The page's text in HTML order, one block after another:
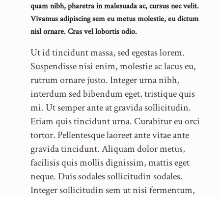
quam nibh, pharetra in malesuada ac, cursus nec velit.
Vivamus adipiscing sem eu metus molestie, eu dictum
nisl ornare. Cras vel lobortis odio.
Ut id tincidunt massa, sed egestas lorem.
Suspendisse nisi enim, molestie ac lacus eu,
rutrum ornare justo. Integer urna nibh,
interdum sed bibendum eget, tristique quis
mi. Ut semper ante at gravida sollicitudin.
Etiam quis tincidunt urna. Curabitur eu orci
tortor. Pellentesque laoreet ante vitae ante
gravida tincidunt. Aliquam dolor metus,
facilisis quis mollis dignissim, mattis eget
neque. Duis sodales sollicitudin sodales.
Integer sollicitudin sem ut nisi fermentum,